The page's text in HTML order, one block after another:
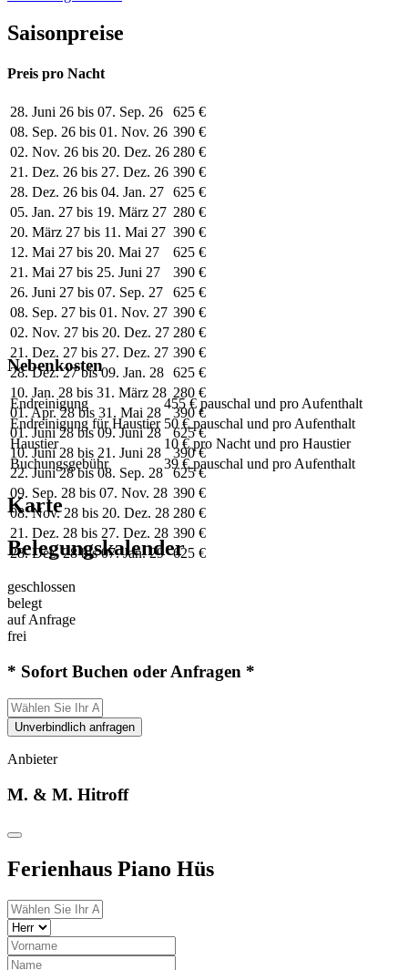
Saisonpreise
Preis pro Nacht
28. Juni 26 bis 07. Sep. 26
625 €
08. Sep. 26 bis 01. Nov. 26 390 €
02. Nov. 26 bis 20. Dez. 26 280 €
21. Dez. 26 bis 27. Dez. 26 390 €
28. Dez. 26 bis 04. Jan. 27 625 €
05. Jan. 27 bis 19. März 27 280 €
20. März 27 bis 11. Mai 27 390 €
12. Mai 27 bis 20. Mai 27
625 €
21. Mai 27 bis 25. Juni 27
390 €
26. Juni 27 bis 07. Sep. 27
625 €
08. Sep. 27 bis 01. Nov. 27 390 €
02. Nov. 27 bis 20. Dez. 27 280 €
21. Dez. 27 bis 27. Dez. 27 390 €
28. Dez. 27 bis 09. Jan. 28 625 €
10. Jan. 28 bis 31. März 28 280 €
01. Apr. 28 bis 31. Mai 28
390 €
01. Juni 28 bis 09. Juni 28
625 €
10. Juni 28 bis 21. Juni 28
390 €
22. Juni 28 bis 08. Sep. 28
625 €
09. Sep. 28 bis 07. Nov. 28 390 €
08. Nov. 28 bis 20. Dez. 28 280 €
21. Dez. 28 bis 27. Dez. 28 390 €
28. Dez. 28 bis 07. Jan. 29 625 €
Nebenkosten
Endreinigung
455 € pauschal und pro Aufenthalt
Endreinigung für Haustier 50 € pauschal und pro Aufenthalt
Haustier
10 € pro Nacht und pro Haustier
Buchungsgebühr
39 € pauschal und pro Aufenthalt
Karte
Belegungskalender
geschlossen
belegt
auf Anfrage
frei
* Sofort Buchen oder Anfragen *
Unverbindlich anfragen
Anbieter
M. & M. Hitroff
Ferienhaus Piano Hüs